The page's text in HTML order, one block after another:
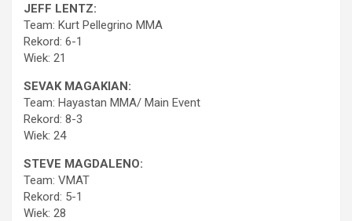
JEFF LENTZ:
Team: Kurt Pellegrino MMA
Rekord: 6-1
Wiek: 21
SEVAK MAGAKIAN:
Team: Hayastan MMA/ Main Event
Rekord: 8-3
Wiek: 24
STEVE MAGDALENO:
Team: VMAT
Rekord: 5-1
Wiek: 28